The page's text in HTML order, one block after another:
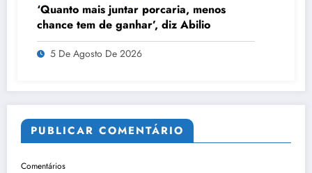
‘Quanto mais juntar porcaria, menos
chance tem de ganhar’, diz Abilio
5 De Agosto De 2026
PUBLICAR COMENTÁRIO
Comentários